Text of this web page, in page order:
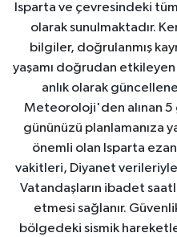
Isparta ve çevresindeki
olarak sunulmaktadır.
bilgiler, doğrulanmış
yaşamı doğrudan
anlık olarak
Meteoroloji'den alınan 5
gününüzü planlamanıza
önemli olan Isparta
vakitleri, Diyanet verileriyle
Vatandaşların ibadet
etmesi sağlanır.
bölgedeki sismik